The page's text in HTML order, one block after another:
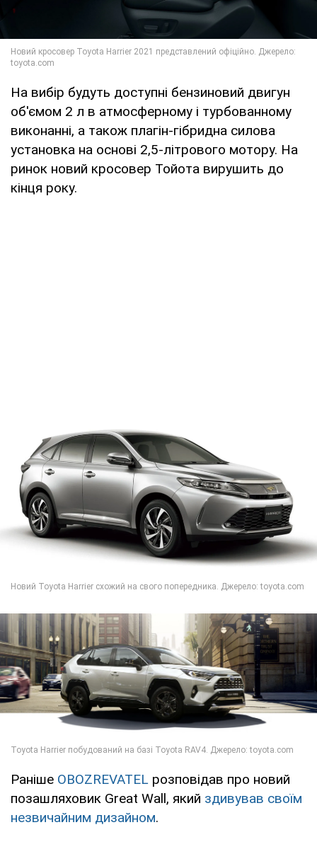
На вибір будуть доступні бензиновий двигун
об'ємом 2 л в атмосферному і турбованному
виконанні, а також плагін-гібридна силова
установка на основі 2,5-літрового мотору. На
ринок новий кросовер Тойота вирушить до
кінця року.
Раніше OBOZREVATEL розповідав про новий
позашляховик Great Wall, який здивував своїм
незвичайним дизайном.